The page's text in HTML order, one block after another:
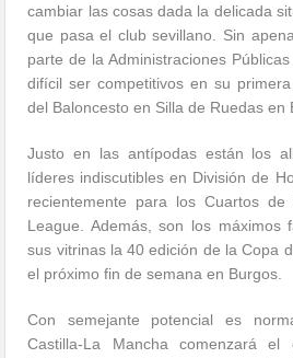
cambiar las cosas dada la delicada
que pasa el club sevillano. Sin
parte de la Administraciones
difícil ser competitivos en su
del Baloncesto en Silla de Ruedas en
Justo en las antípodas están los
líderes indiscutibles en División de
recientemente para los Cuartos
League. Además, son los máximos
sus vitrinas la 40 edición de la Copa
el próximo fin de semana en Burgos.
Con semejante potencial es
Castilla-La Mancha comenzará